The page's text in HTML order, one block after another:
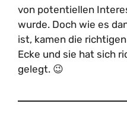
von potentiellen
wurde. Doch wie es
ist, kamen die
Ecke und sie hat sich
gelegt. 😉